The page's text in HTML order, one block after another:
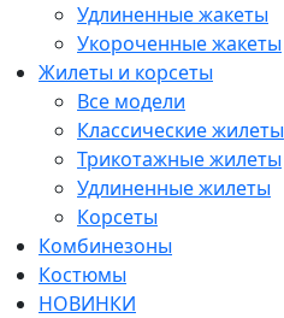
Удлиненные жакеты
Укороченные жакеты
Жилеты и корсеты
Все модели
Классические жилеты
Трикотажные жилеты
Удлиненные жилеты
Корсеты
Комбинезоны
Костюмы
НОВИНКИ